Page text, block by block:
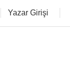
Yazar Girişi